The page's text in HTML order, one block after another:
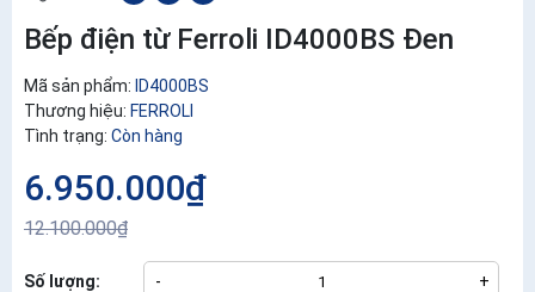
Bếp điện từ Ferroli ID4000BS Đen
Mã sản phẩm: ID4000BS
Thương hiệu: FERROLI
Tình trạng: Còn hàng
6.950.000₫
12.100.000₫
Số lượng: - +